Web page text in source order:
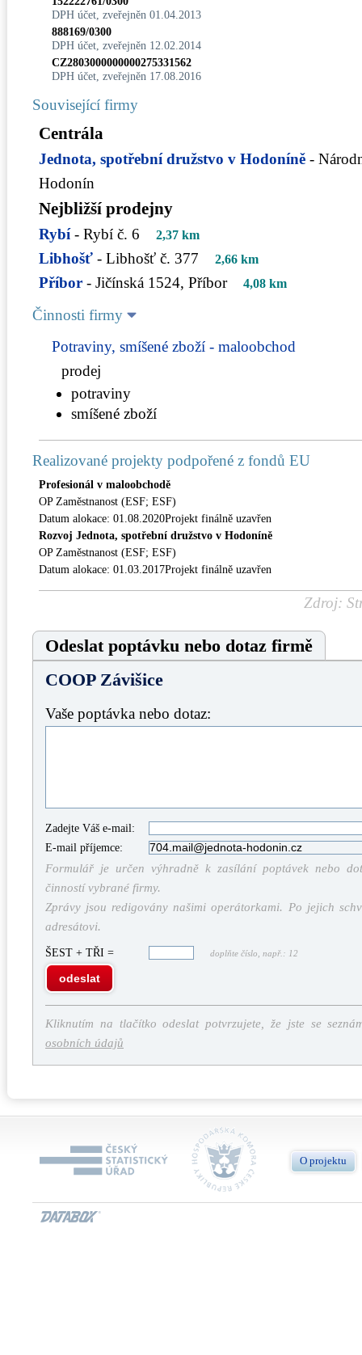
DPH účet, zveřejněn 01.04.2013
888169/0300
DPH účet, zveřejněn 12.02.2014
CZ2803000000000275331562
DPH účet, zveřejněn 17.08.2016
Související firmy
Centrála
Jednota, spotřební družstvo v Hodoníně -
Hodonín
Nejbližší prodejny
Rybí - Rybí č. 6 2,37 km
Libhošť - Libhošť č. 377 2,66 km
Příbor - Jičínská 1524, Příbor 4,08 km
Činnosti firmy
Potraviny, smíšené zboží - maloobchod
prodej
potraviny
smíšené zboží
Realizované projekty podpořené z fondů EU
Profesionál v maloobchodě
OP Zaměstnanost (ESF; ESF)
Datum alokace: 01.08.2020Projekt finálně uzavřen
Rozvoj Jednota, spotřební družstvo v Hodoníně
OP Zaměstnanost (ESF; ESF)
Datum alokace: 01.03.2017Projekt finálně uzavřen
Zdroj:
Odeslat poptávku nebo dotaz firmě
COOP Závišice
Vaše poptávka nebo dotaz:
Zadejte Váš e-mail:
E-mail příjemce:
Formulář je určen výhradně k zasílání poptávek nebo
činností vybrané firmy.
Zprávy jsou redigovány našimi operátorkami. Po jejich
adresátovi.
ŠEST + TŘI = doplňte číslo, např.: 12
odeslat
Kliknutím na tlačítko odeslat potvrzujete, že jste se
osobních údajů
O projektu